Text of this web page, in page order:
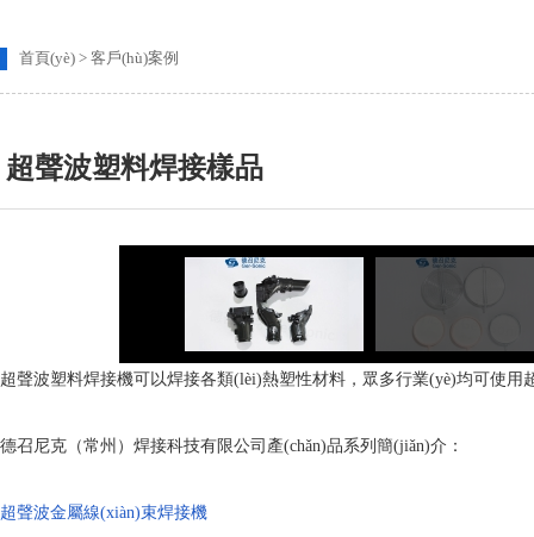
首頁(yè) > 客戶(hù)案例
超聲波塑料焊接樣品
超聲波塑料焊接機可以焊接各類(lèi)熱塑性材料，眾多行業(yè)均可使用
德召尼克（常州）焊接科技有限公司產(chǎn)品系列簡(jiǎn)介：
超聲波金屬線(xiàn)束焊接機